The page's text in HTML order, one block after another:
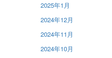
2025年1月
2024年12月
2024年11月
2024年10月